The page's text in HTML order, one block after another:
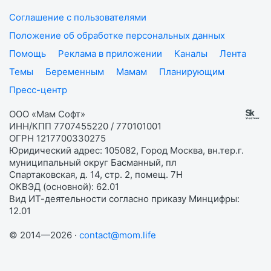
Соглашение с пользователями
Положение об обработке персональных данных
Помощь
Реклама в приложении Каналы
Лента
Темы
Беременным Мамам
Планирующим
Пресс-центр
ООО «Мам Софт»
ИНН/КПП 7707455220 / 770101001
ОГРН 1217700330275
Юридический адрес: 105082, Город Москва, вн.тер.г.
муниципальный округ Басманный, пл
Спартаковская, д. 14, стр. 2, помещ. 7Н
ОКВЭД (основной): 62.01
Вид ИТ-деятельности согласно приказу Минцифры:
12.01
© 2014—2026 · contact@mom.life